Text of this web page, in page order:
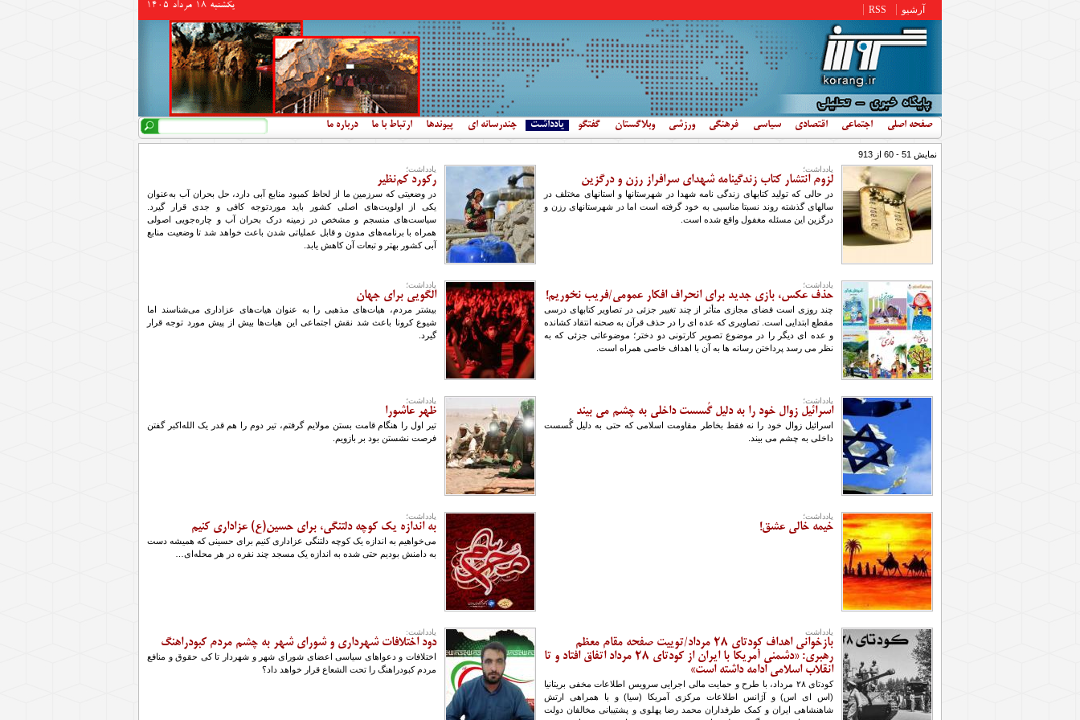
يكشنبه 18 مرداد 1405 آرشیو RSS
صفحه اصلی اجتماعی اقتصادی سیاسی فرهنگی ورزشی وبلاگستان گفتگو یادداشت چندرسانه ای پیوندها ارتباط با ما درباره ما فرم جستجو
جستجو
نمایش 51 - 60 از 913
یادداشت؛
لزوم انتشار کتاب زندگینامه شهدای سرافراز رزن و درگزین
در حالی که تولید کتابهای زندگی نامه شهدا در شهرستانها و استانهای مختلف در
سالهای گذشته روند نسبتا مناسبی به خود گرفته است اما در شهرستانهای رزن و
درگزین این مسئله مغفول واقع شده است.
یادداشت؛
رکورد کم‌نظیر
در وضعیتی که سرزمین ما از لحاظ کمبود منابع آبی دارد، حل بحران آب به‌عنوان
یکی از اولویت‌های اصلی کشور باید موردتوجه کافی و جدی قرار گیرد.
سیاست‌های منسجم و مشخص در زمینه درک بحران آب و چاره‌جویی اصولی
همراه با برنامه‌های مدون و قابل عملیاتی شدن باعث خواهد شد تا وضعیت منابع
آبی کشور بهتر و تبعات آن کاهش یابد.
یادداشت؛
حذف عکس، بازی جدید برای انحراف افکار عمومی/فریب نخوریم!
چند روزی است فضای مجازی متأثر از چند تغییر جزئی در تصاویر کتابهای درسی
مقطع ابتدایی است. تصاویری که عده ای را در حذف قرآن به صحنه انتقاد کشانده
و عده ای دیگر را در موضوع تصویر کارتونی دو دختر؛ موضوعاتی جزئی که به
نظر می رسد پرداختن رسانه ها به آن با اهداف خاصی همراه است.
یادداشت؛
الگویی برای جهان
بیشتر مردم، هیات‌های مذهبی را به عنوان هیات‌های عزاداری می‌شناسند اما
شیوع کرونا باعث شد نقش اجتماعی این هیات‌ها بیش از پیش مورد توجه قرار
گیرد.
یادداشت؛
اسرائیل زوال خود را به دلیل گُسست داخلی به چشم می بیند
اسرائیل زوال خود را نه فقط بخاطر مقاومت اسلامی که حتی به دلیل گُسست
داخلی به چشم می بیند.
یادداشت؛
ظهر عاشورا
تیر اول را هنگام قامت بستن مولایم گرفتم، تیر دوم را هم قدر یک الله‌اکبر گفتن
فرصت نشستن بود بر بازویم.
یادداشت؛
خیمه خالی عشق!
یادداشت؛
به اندازه یک کوچه دلتنگی، برای حسین(ع) عزاداری کنیم
می‌خواهیم به اندازه یک کوچه دلتنگی عزاداری کنیم برای حسینی که همیشه دست
به دامنش بودیم حتی شده به اندازه یک مسجد چند نفره در هر محله‌ای…
یادداشت
بازخوانی اهداف کودتای ۲۸ مرداد/توییت صفحه مقام معظم
رهبری: «دشمنی آمریکا با ایران از کودتای ۲۸ مرداد اتفاق افتاد و تا
انقلاب اسلامی ادامه داشته است»
کودتای ۲۸ مرداد، با طرح و حمایت مالی اجرایی سرویس اطلاعات مخفی بریتانیا
(اس ای اس) و آژانس اطلاعات مرکزی آمریکا (سیا) و با همراهی ارتش
شاهنشاهی ایران و کمک طرفداران محمد رضا پهلوی و پشتیبانی مخالفان دولت
یادداشت:
دود اختلافات شهرداری و شورای شهر به چشم مردم کبودراهنگ
اختلافات و دعواهای سیاسی اعضای شورای شهر و شهردار تا کی حقوق و منافع
مردم کبودراهنگ را تحت الشعاع قرار خواهد داد؟